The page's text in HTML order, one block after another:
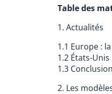
Table des
1. Actualités
1.1 Europe :
1.2 États-
1.3 Conclusion
2. Les